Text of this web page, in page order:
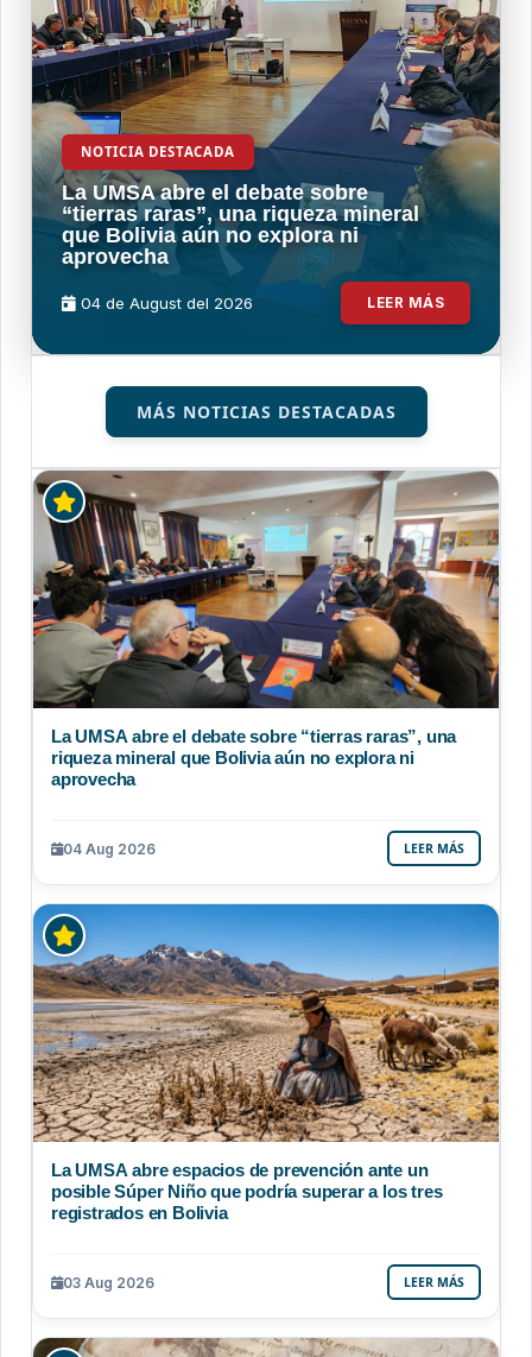
NOTICIA DESTACADA
La UMSA abre el debate sobre
“tierras raras”, una riqueza mineral
que Bolivia aún no explora ni
aprovecha
04 de August del 2026 LEER MÁS
MÁS NOTICIAS DESTACADAS
La UMSA abre el debate sobre “tierras raras”, una
riqueza mineral que Bolivia aún no explora ni
aprovecha
04 Aug 2026 LEER MÁS
La UMSA abre espacios de prevención ante un
posible Súper Niño que podría superar a los tres
registrados en Bolivia
03 Aug 2026 LEER MÁS